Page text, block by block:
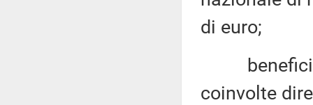
di euro;
coinvolte